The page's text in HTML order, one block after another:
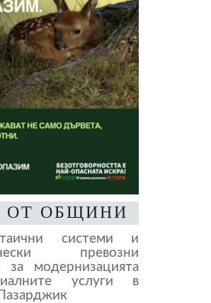
ОТ ОБЩИНИ
системи и
превозни
за модернизацията
услуги в